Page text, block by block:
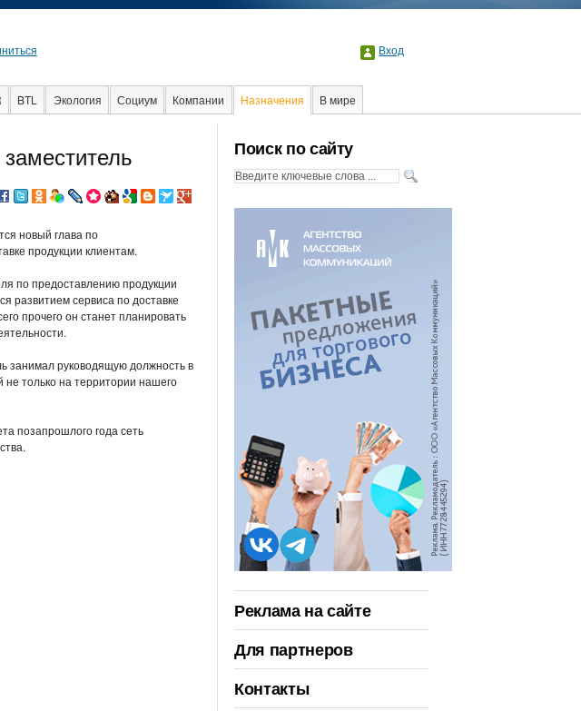
Вход
BTL Экология Социум Компании Назначения
В мире
Поиск по сайту
Реклама на сайте
Для партнеров
Контакты
новый глава по
продукции клиентам.
по предоставлению продукции
развитием сервиса по доставке
прочего он станет планировать
занимал руководящую должность в
только на территории нашего
позапрошлого года сеть